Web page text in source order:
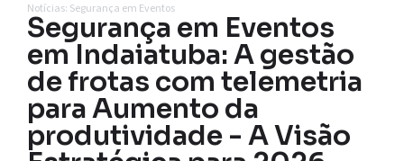
Notícias: Segurança em Eventos
Segurança em Eventos
em Indaiatuba: A gestão
de frotas com telemetria
para Aumento da
produtividade - A Visão